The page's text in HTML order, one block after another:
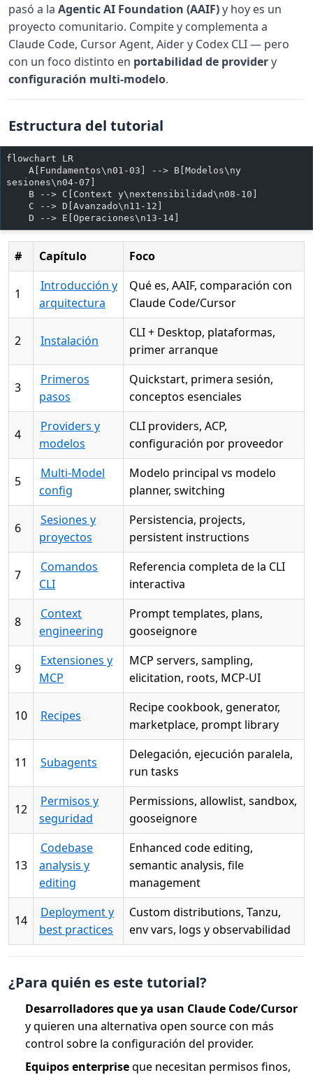
pasó a la Agentic AI Foundation (AAIF)y hoy es un
proyecto comunitario. Compite y complementa a
Claude Code, Cursor Agent, Aider y Codex CLI — pero
con un foco distinto en portabilidad de providery
configuración multi-modelo.
Estructura del tutorial
flowchart LR
sesiones\n04-07]
    B --> C[Context y\nextensibilidad\n08-10]
    C --> D[Avanzado\n11-12]
    D --> E[Operaciones\n13-14]
# Capítulo Foco
1
Introducción y
arquitectura
Qué es, AAIF, comparación con
Claude Code/Cursor
2 Instalación
CLI + Desktop, plataformas,
primer arranque
3
Primeros
pasos
Quickstart, primera sesión,
conceptos esenciales
4
Providers y
modelos
CLI providers, ACP,
configuración por proveedor
5
Multi-Model
config
Modelo principal vs modelo
planner, switching
6
Sesiones y
proyectos
Persistencia, projects,
persistent instructions
7
Comandos
CLI
Referencia completa de la CLI
interactiva
8
Context
engineering
Prompt templates, plans,
gooseignore
9
Extensiones y
MCP
MCP servers, sampling,
elicitation, roots, MCP-UI
10 Recipes
Recipe cookbook, generator,
marketplace, prompt library
11 Subagents
Delegación, ejecución paralela,
run tasks
12
Permisos y
seguridad
Permissions, allowlist, sandbox,
gooseignore
13
Codebase
analysis y
editing
Enhanced code editing,
semantic analysis, file
management
14
Deployment y
best practices
Custom distributions, Tanzu,
env vars, logs y observabilidad
¿Para quién es este tutorial?
Desarrolladores que ya usan Claude Code/Cursor
y quieren una alternativa open source con más
control sobre la configuración del provider.
Equipos enterpriseque necesitan permisos finos,